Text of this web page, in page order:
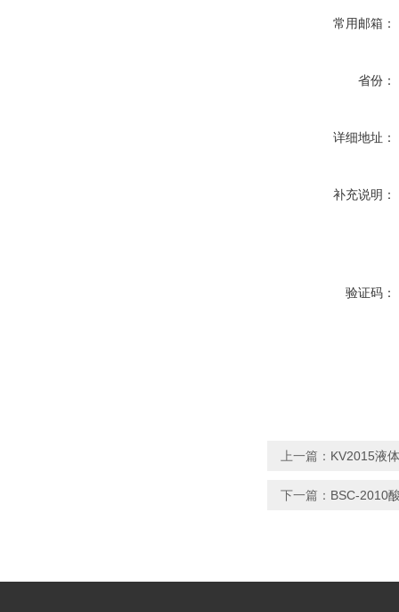
常用邮箱：
省份：
详细地址：
补充说明：
验证码：
上一篇： KV2015液
下一篇： BSC-2010